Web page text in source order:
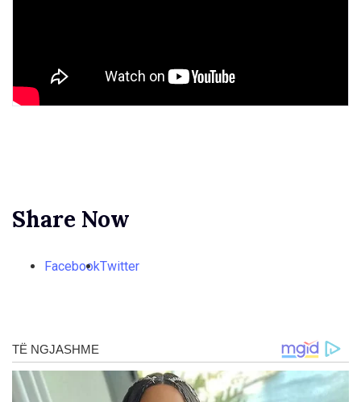
Share Now
FacebookTwitter